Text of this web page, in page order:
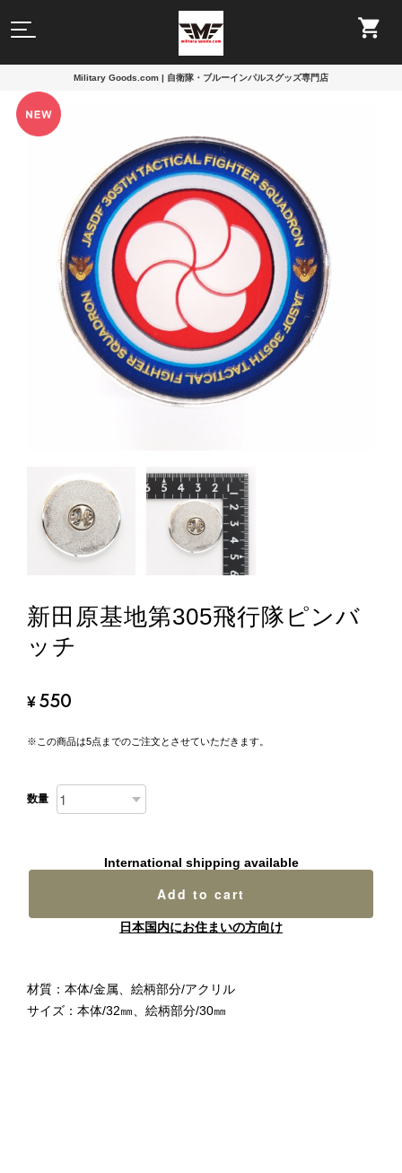
Military Goods.com | 自衛隊・ブルーインパルスグッズ専門店
新田原基地第305飛行隊ピンバ
ッチ
¥550
※この商品は5点までのご注文とさせていただきます。
数量
International shipping available
Add to cart
日本国内にお住まいの方向け
材質：本体/金属、絵柄部分/アクリル
サイズ：本体/32㎜、絵柄部分/30㎜